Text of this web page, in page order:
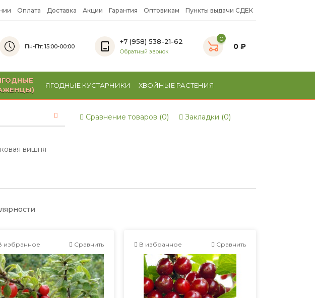
Оплата Доставка Акции Гарантия Оптовикам Пункты выдачи СДЕК
Пн-Пт: 15:00-00:00
+7 (958) 538-21-62
Обратный звонок
0
0 ₽
ЯГОДНЫЕ КУСТАРНИКИ ХВОЙНЫЕ РАСТЕНИЯ
Сравнение товаров (0) Закладки (0)
вишня
избранное Сравнить В избранное Сравнить